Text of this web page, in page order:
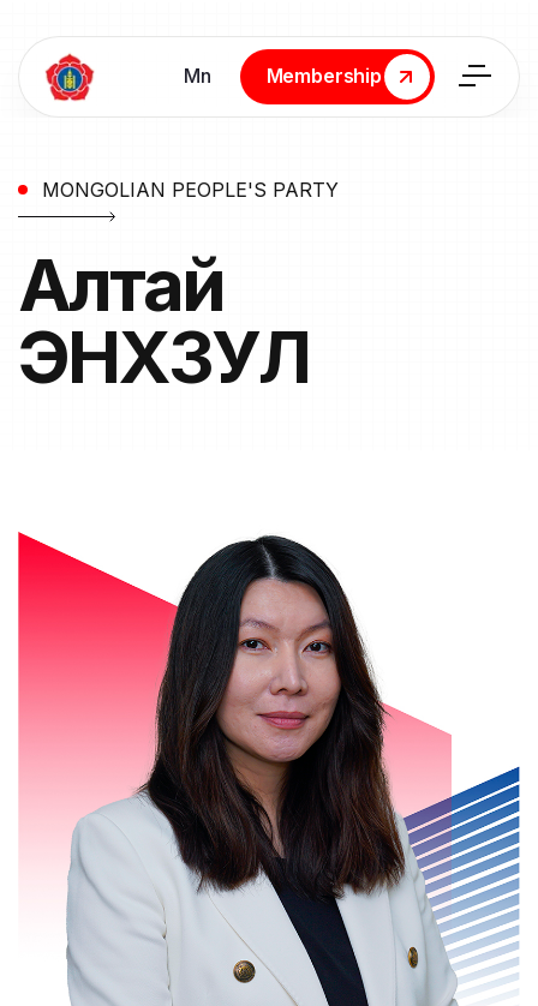
Мn
Membership
Membership
MONGOLIAN PEOPLE'S PARTY
Алтай
ЭНХЗУЛ